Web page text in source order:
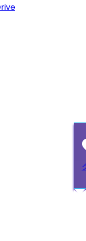
only for R&D
and not for